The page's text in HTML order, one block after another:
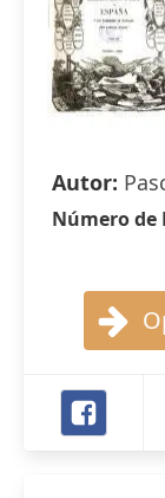
Autor:
Número de